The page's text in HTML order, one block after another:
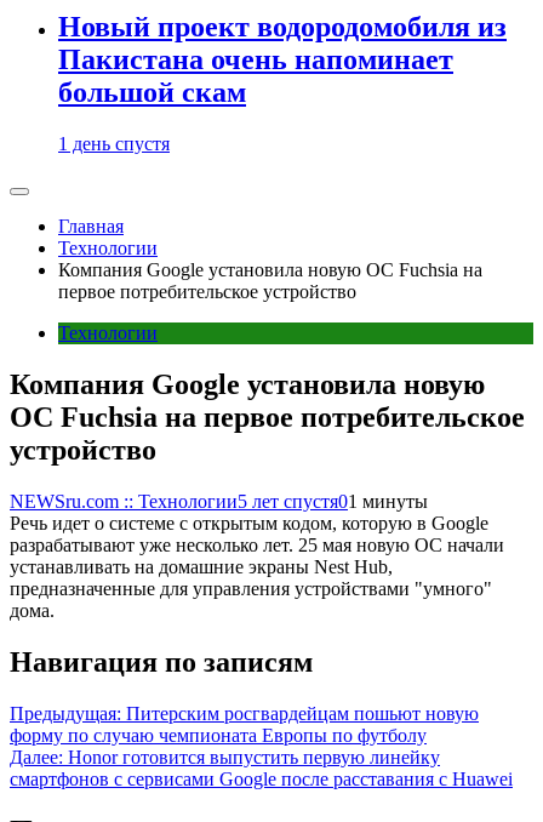
Новый проект водородомобиля из
Пакистана очень напоминает
большой скам
1 день спустя
Главная
Технологии
Компания Google установила новую OC Fuchsia на
первое потребительское устройство
Технологии
Компания Google установила новую
OC Fuchsia на первое потребительское
устройство
NEWSru.com :: Технологии5 лет спустя01 минуты
Речь идет о системе с открытым кодом, которую в Google
разрабатывают уже несколько лет. 25 мая новую ОС начали
устанавливать на домашние экраны Nest Hub,
предназначенные для управления устройствами "умного"
дома.
Навигация по записям
Предыдущая: Питерским росгвардейцам пошьют новую
форму по случаю чемпионата Европы по футболу
Далее: Honor готовится выпустить первую линейку
смартфонов с сервисами Google после расставания с Huawei